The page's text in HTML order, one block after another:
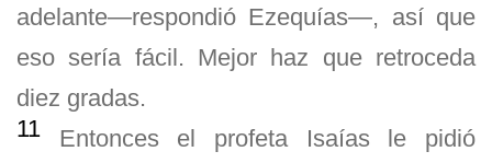
adelante—respondió Ezequías—, así que
eso sería fácil. Mejor haz que retroceda
diez gradas.
11 Entonces el profeta Isaías le pidió